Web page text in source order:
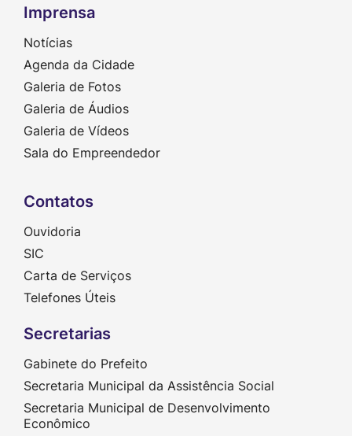
Imprensa
Notícias
Agenda da Cidade
Galeria de Fotos
Galeria de Áudios
Galeria de Vídeos
Sala do Empreendedor
Contatos
Ouvidoria
SIC
Carta de Serviços
Telefones Úteis
Secretarias
Gabinete do Prefeito
Secretaria Municipal da Assistência Social
Secretaria Municipal de Desenvolvimento
Econômico